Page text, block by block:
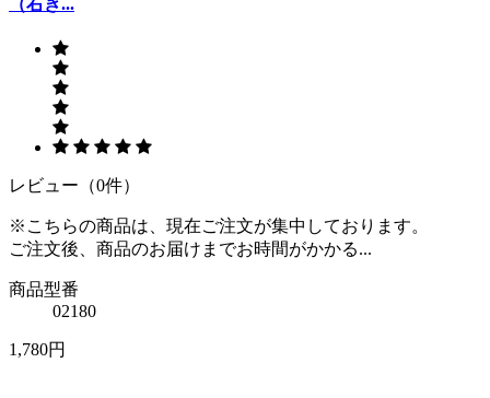
レビュー（0件）
※こちらの商品は、現在ご注文が集中しております。
ご注文後、商品のお届けまでお時間がかかる...
商品型番
02180
1,780円